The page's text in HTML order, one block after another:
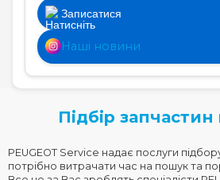
Записатися
Наші новини
Підбір
PEUGEOT Service надає послуги
потрібно витрачати час на пошук та